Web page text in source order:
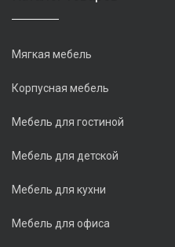
Мягкая мебель
Корпусная мебель
Мебель для гостиной
Мебель для детской
Мебель для кухни
Мебель для офиса